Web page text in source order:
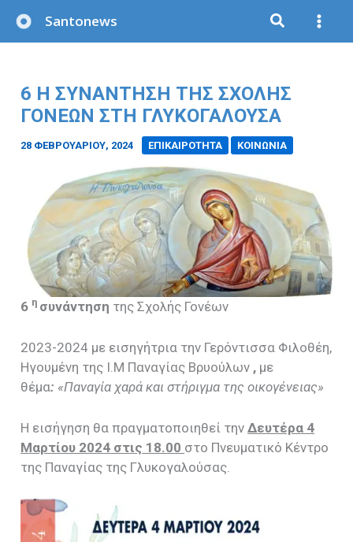
στο
Santonews
6 Η ΣΥΝΆΝΤΗΣΗ ΤΗΣ ΣΧΟΛΉΣ
ΓΟΝΈΩΝ ΣΤΗ ΓΛΥΚΟΓΑΛΟΎΣΑ
28 ΦΕΒΡΟΥΑΡΊΟΥ, 2024 ΕΠΙΚΑΙΡΟΤΗΤΑ ΚΟΙΝΩΝΙΑ
6 η συνάντηση της Σχολής Γονέων
2023-2024 με εισηγήτρια την Γερόντισσα Φιλοθέη,
Ηγουμένη της Ι.Μ Παναγίας Βρυούλων , με
θέμα: «Παναγία χαρά και στήριγμα της οικογένειας»
Η εισήγηση θα πραγματοποιηθεί τηνΔευτέρα 4
Μαρτίου 2024 στις 18.00 στο Πνευματικό Κέντρο
της Παναγίας της Γλυκογαλούσας.